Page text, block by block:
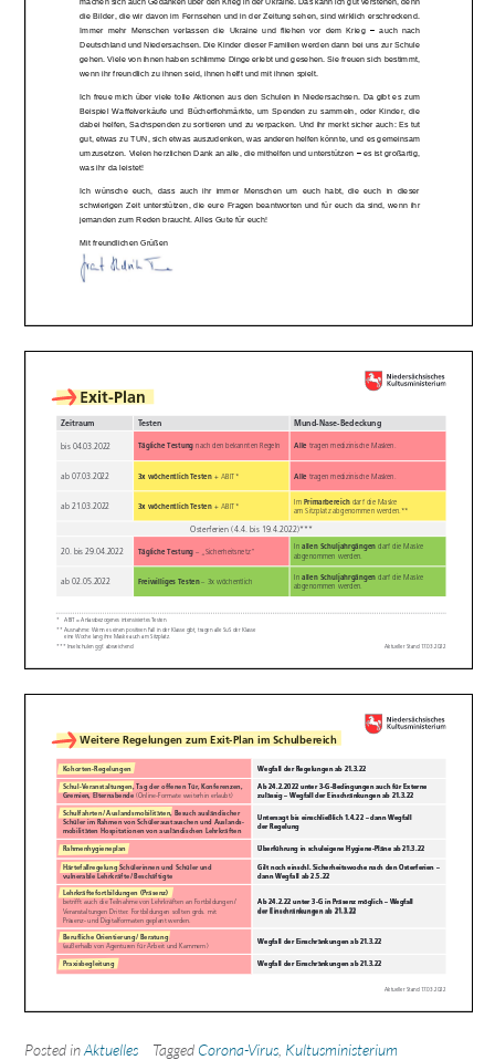
Posted inAktuelles Tagged Corona-Virus Kultusministerium